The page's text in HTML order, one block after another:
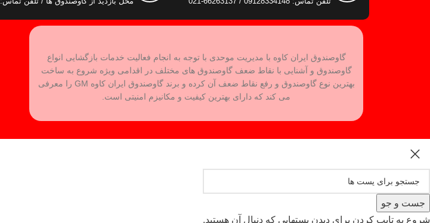
گاوصندوق ایران کاوه با مدیریت موحدی با توجه به انجام فعالیت خدمات بازگشایی انواع
گاوصندوق و آشنایی با نقاط ضعف گاوصندوق های مختلف در اقدامی ویژه شروع به ساخت
بهترین نوع گاوصندوق و رفع نقاط ضعف آن کرده و برند گاوصندوق ایران کاوه GM را معرفی
می کند که دارای بهترین کیفیت و مکانیزم امنیتی است.
جست و جو
شروع به تایپ کردن برای دیدن پستهایی که دنبال آن هستید.